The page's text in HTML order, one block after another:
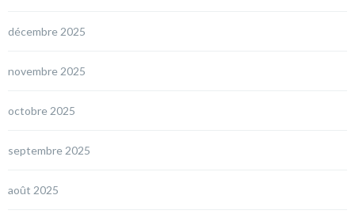
décembre 2025
novembre 2025
octobre 2025
septembre 2025
août 2025